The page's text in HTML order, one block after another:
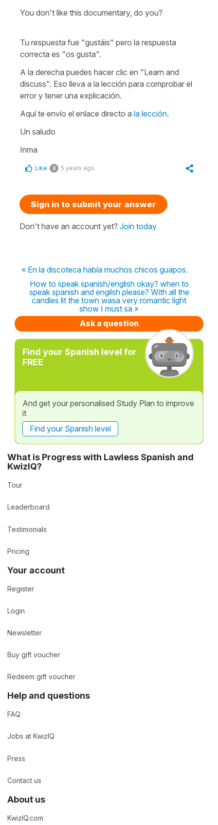
You don't like this documentary, do you?
Tu respuesta fue "gustáis" pero la respuesta
correcta es "os gusta".
A la derecha puedes hacer clic en "Learn and
discuss". Eso lleva a la lección para comprobar el
error y tener una explicación.
Aquí te envío el enlace directo a la lección.
Un saludo
Inma
Like 0 5 years ago
Sign in to submit your answer
Don't have an account yet? Join today
« En la discoteca había muchos chicos guapos.
How to speak spanish/english okay? when to
speak spanish and engilsh please? With all the
candles lit the town wasa very romantic light
show I must sa »
Ask a question
Find your Spanish level for
FREE
And get your personalised Study Plan to improve
it
Find your Spanish level
What is Progress with Lawless Spanish and
KwizIQ?
Tour
Leaderboard
Testimonials
Pricing
Your account
Register
Login
Newsletter
Buy gift voucher
Redeem gift voucher
Help and questions
FAQ
Jobs at KwizIQ
Press
Contact us
About us
KwizIQ.com